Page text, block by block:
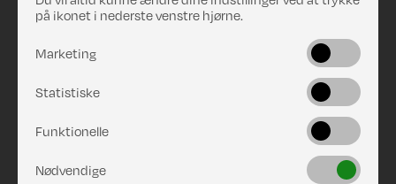
på ikonet i nederste venstre hjørne.
Marketing
Statistiske
Funktionelle
Nødvendige